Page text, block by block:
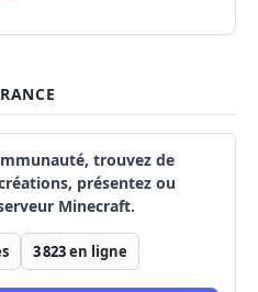
trouvez de
présentez ou
Minecraft.
3 823en ligne